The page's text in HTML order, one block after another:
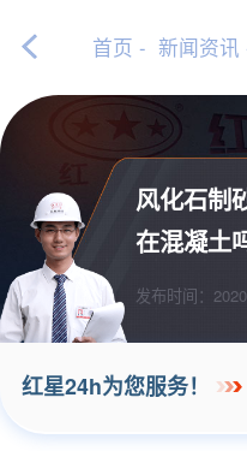
首页 - 新闻资讯
风化石制
在混凝土
发布时间：
红星24h为您服务！